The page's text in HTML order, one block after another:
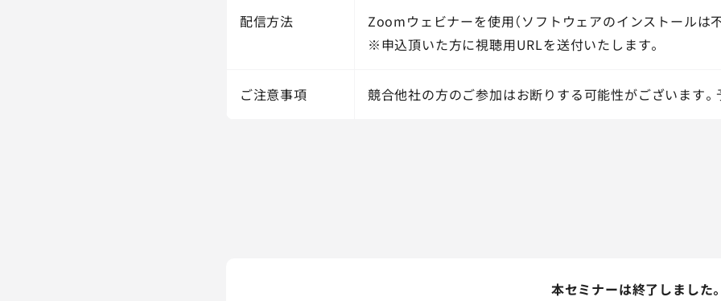
配信方法
Zoomウェビナーを使用（ソフトウェアのインストールは
※申込頂いた方に視聴用URLを送付いたします。
ご注意事項 競合他社の方のご参加はお断りする可能性がございます。
本セミナーは終了しました